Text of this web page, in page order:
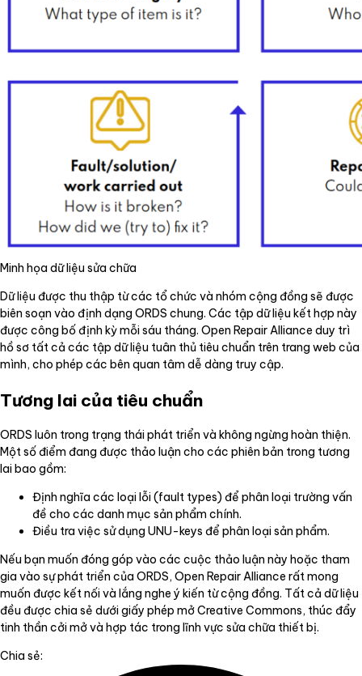
Minh họa dữ liệu sửa chữa
Dữ liệu được thu thập từ các tổ chức và nhóm cộng đồng sẽ được
biên soạn vào định dạng ORDS chung. Các tập dữ liệu kết hợp này
được công bố định kỳ mỗi sáu tháng. Open Repair Alliance duy trì
hồ sơ tất cả các tập dữ liệu tuân thủ tiêu chuẩn trên trang web của
mình, cho phép các bên quan tâm dễ dàng truy cập.
Tương lai của tiêu chuẩn
ORDS luôn trong trạng thái phát triển và không ngừng hoàn thiện.
Một số điểm đang được thảo luận cho các phiên bản trong tương
lai bao gồm:
Định nghĩa các loại lỗi (fault types) để phân loại trường vấn
đề cho các danh mục sản phẩm chính.
Điều tra việc sử dụng UNU-keys để phân loại sản phẩm.
Nếu bạn muốn đóng góp vào các cuộc thảo luận này hoặc tham
gia vào sự phát triển của ORDS, Open Repair Alliance rất mong
muốn được kết nối và lắng nghe ý kiến từ cộng đồng. Tất cả dữ liệu
đều được chia sẻ dưới giấy phép mở Creative Commons, thúc đẩy
tinh thần cởi mở và hợp tác trong lĩnh vực sửa chữa thiết bị.
Chia sẻ: